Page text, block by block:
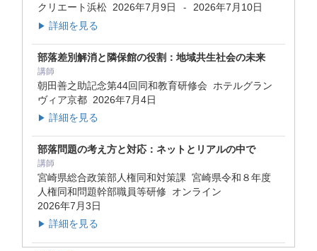
クリエート浜松 2026年7月9日 - 2026年7月10日
▶ 詳細を見る
部落差別解消と隣保館の役割：地域共生社会の未来
講師
朝田善之助記念第44回同和教育研修会 ホテルグラン
ヴィア京都 2026年7月4日
▶ 詳細を見る
部落問題の考え方と対応：ネットとリアルの中で
講師
宮崎県総合政策部人権同和対策課 宮崎県令和８年度
人権同和問題幹部職員等研修 オンライン
2026年7月3日
▶ 詳細を見る